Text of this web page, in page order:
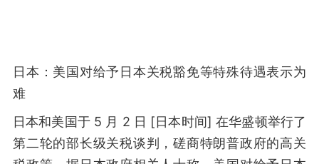
日本：美国对给予日本关税豁免等特殊待遇表示为
难
日本和美国于 5 月 2 日 [日本时间] 在华盛顿举行了
第二轮的部长级关税谈判，磋商特朗普政府的高关